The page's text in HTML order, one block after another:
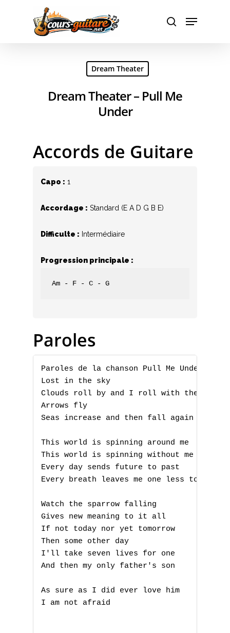
Hit enter to search or ESC to close
Dream Theater
Dream Theater – Pull Me
Under
Accords de Guitare
Capo : 1
Accordage : Standard (E A D G B E)
Difficulte : Intermédiaire
Progression principale :
Am - F - C - G
Paroles
Paroles de la chanson Pull Me Under par
Lost in the sky
Clouds roll by and I roll with them
Arrows fly
Seas increase and then fall again
This world is spinning around me
This world is spinning without me and
Every day sends future to past
Every breath leaves me one less to my
Watch the sparrow falling
Gives new meaning to it all
If not today nor yet tomorrow
Then some other day
I'll take seven lives for one
And then my only father's son
As sure as I did ever love him
I am not afraid